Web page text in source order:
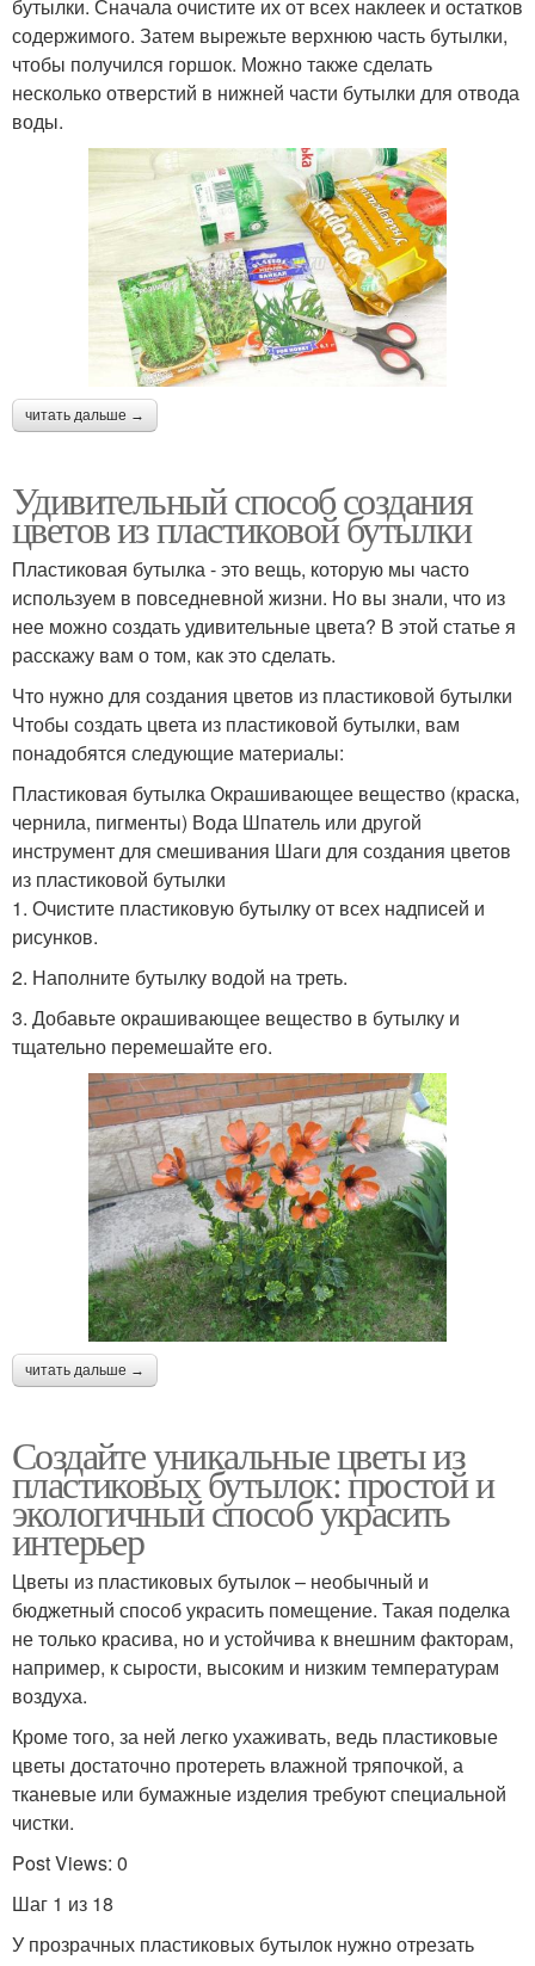
бутылки. Сначала очистите их от всех наклеек и остатков
содержимого. Затем вырежьте верхнюю часть бутылки,
чтобы получился горшок. Можно также сделать
несколько отверстий в нижней части бутылки для отвода
воды.
читать дальше →
Удивительный способ создания
цветов из пластиковой бутылки
Пластиковая бутылка - это вещь, которую мы часто
используем в повседневной жизни. Но вы знали, что из
нее можно создать удивительные цвета? В этой статье я
расскажу вам о том, как это сделать.
Что нужно для создания цветов из пластиковой бутылки
Чтобы создать цвета из пластиковой бутылки, вам
понадобятся следующие материалы:
Пластиковая бутылка Окрашивающее вещество (краска,
чернила, пигменты) Вода Шпатель или другой
инструмент для смешивания Шаги для создания цветов
из пластиковой бутылки
1. Очистите пластиковую бутылку от всех надписей и
рисунков.
2. Наполните бутылку водой на треть.
3. Добавьте окрашивающее вещество в бутылку и
тщательно перемешайте его.
читать дальше →
Создайте уникальные цветы из
пластиковых бутылок: простой и
экологичный способ украсить
интерьер
Цветы из пластиковых бутылок – необычный и
бюджетный способ украсить помещение. Такая поделка
не только красива, но и устойчива к внешним факторам,
например, к сырости, высоким и низким температурам
воздуха.
Кроме того, за ней легко ухаживать, ведь пластиковые
цветы достаточно протереть влажной тряпочкой, а
тканевые или бумажные изделия требуют специальной
чистки.
Post Views: 0
Шаг 1 из 18
У прозрачных пластиковых бутылок нужно отрезать